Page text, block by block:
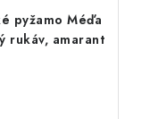
pyžamo Méďa
rukáv, amarant